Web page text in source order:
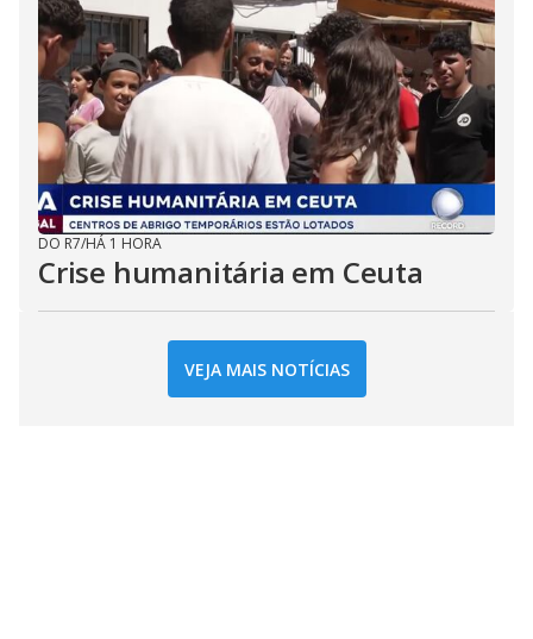
DO R7/HÁ 1 HORA
Crise humanitária em Ceuta
VEJA MAIS NOTÍCIAS